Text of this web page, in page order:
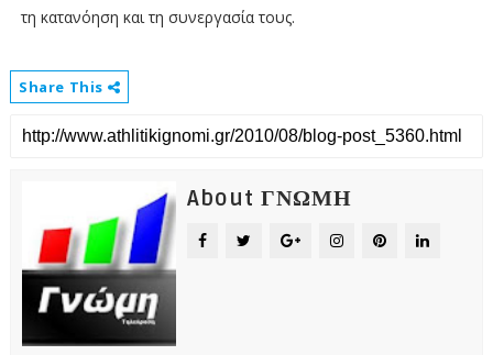
τη κατανόηση και τη συνεργασία τους.
Share This
About ΓΝΩΜΗ